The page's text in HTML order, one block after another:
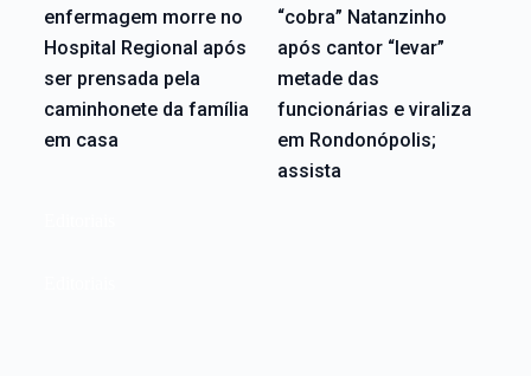
enfermagem morre no
Hospital Regional após
ser prensada pela
caminhonete da família
em casa
“cobra” Natanzinho
após cantor “levar”
metade das
funcionárias e viraliza
em Rondonópolis;
assista